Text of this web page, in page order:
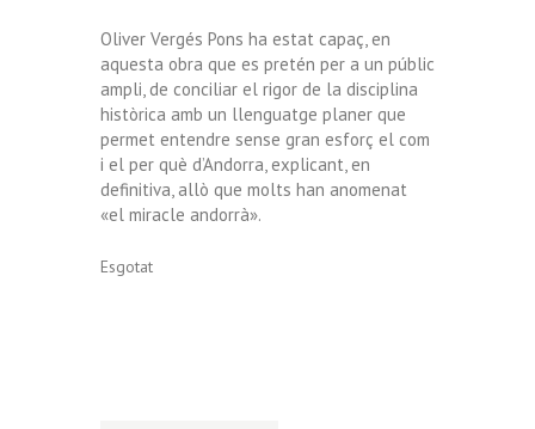
Oliver Vergés Pons ha estat capaç, en
aquesta obra que es pretén per a un públic
ampli, de conciliar el rigor de la disciplina
històrica amb un llenguatge planer que
permet entendre sense gran esforç el com
i el per què d’Andorra, explicant, en
definitiva, allò que molts han anomenat
«el miracle andorrà».
Esgotat